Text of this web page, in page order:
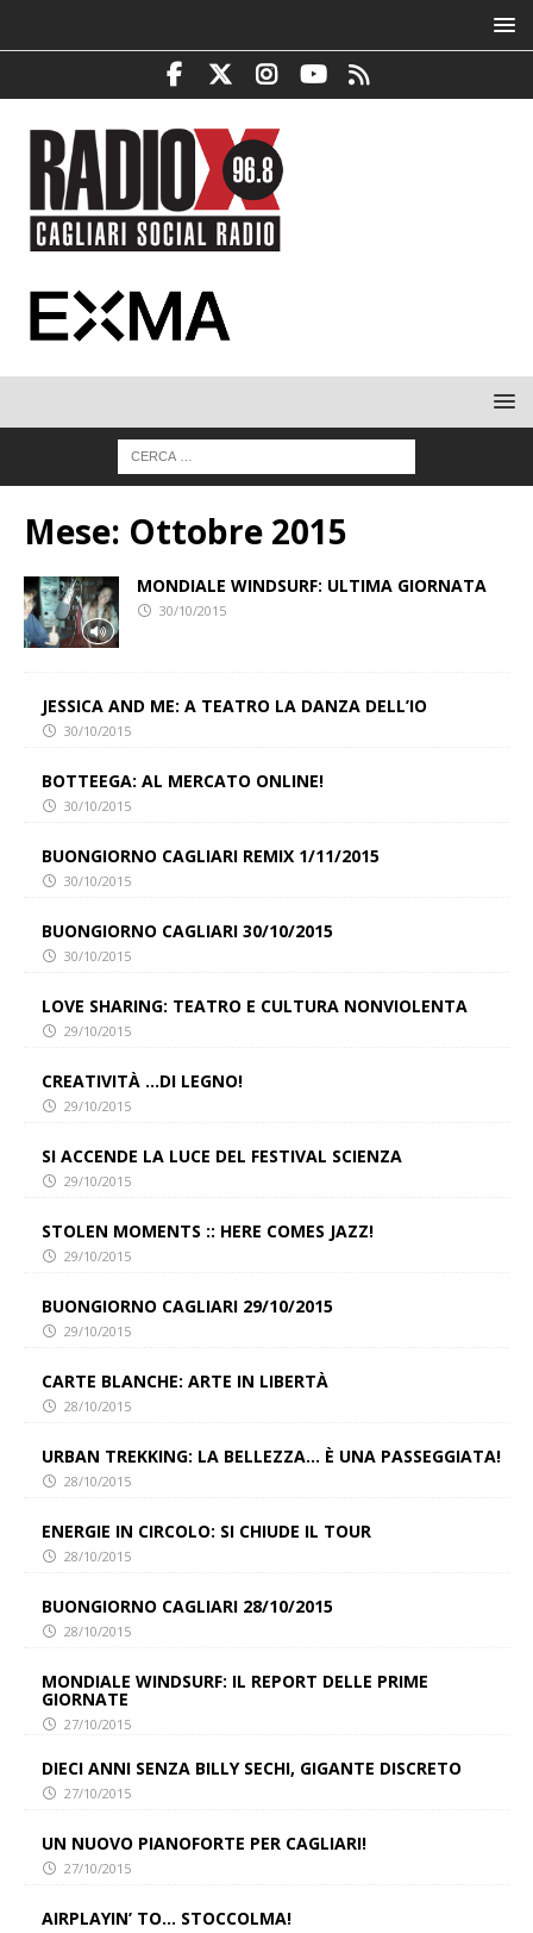
Mese: Ottobre 2015
MONDIALE WINDSURF: ULTIMA GIORNATA
30/10/2015
JESSICA AND ME: A TEATRO LA DANZA DELL’IO
30/10/2015
BOTTEEGA: AL MERCATO ONLINE!
30/10/2015
BUONGIORNO CAGLIARI REMIX 1/11/2015
30/10/2015
BUONGIORNO CAGLIARI 30/10/2015
30/10/2015
LOVE SHARING: TEATRO E CULTURA NONVIOLENTA
29/10/2015
CREATIVITÀ …DI LEGNO!
29/10/2015
SI ACCENDE LA LUCE DEL FESTIVAL SCIENZA
29/10/2015
STOLEN MOMENTS :: HERE COMES JAZZ!
29/10/2015
BUONGIORNO CAGLIARI 29/10/2015
29/10/2015
CARTE BLANCHE: ARTE IN LIBERTÀ
28/10/2015
URBAN TREKKING: LA BELLEZZA… È UNA PASSEGGIATA!
28/10/2015
ENERGIE IN CIRCOLO: SI CHIUDE IL TOUR
28/10/2015
BUONGIORNO CAGLIARI 28/10/2015
28/10/2015
MONDIALE WINDSURF: IL REPORT DELLE PRIME
GIORNATE
27/10/2015
DIECI ANNI SENZA BILLY SECHI, GIGANTE DISCRETO
27/10/2015
UN NUOVO PIANOFORTE PER CAGLIARI!
27/10/2015
AIRPLAYIN’ TO… STOCCOLMA!